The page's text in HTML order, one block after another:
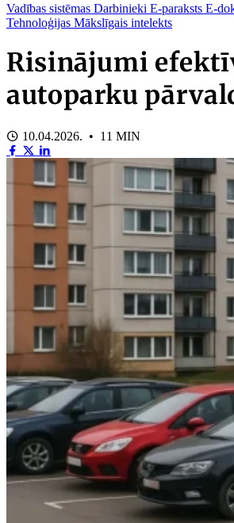
Vadības sistēmas Darbinieki E-paraksts E-
Tehnoloģijas Mākslīgais intelekts
Risinājumi
autoparku
10.04.2026. • 11 MIN